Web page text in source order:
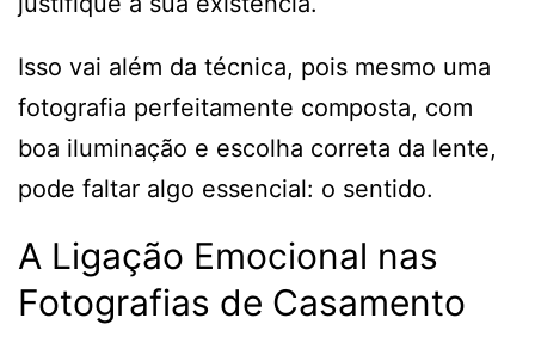
Isso vai além da técnica, pois mesmo uma
fotografia perfeitamente composta, com
boa iluminação e escolha correta da lente,
pode faltar algo essencial: o sentido.
A Ligação Emocional nas
Fotografias de Casamento